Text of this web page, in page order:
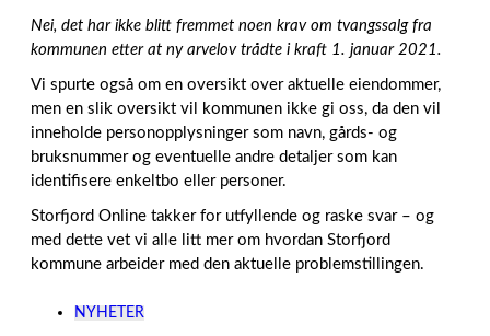
Nei, det har ikke blitt fremmet noen krav om tvangssalg fra
kommunen etter at ny arvelov trådte i kraft 1. januar 2021.
Vi spurte også om en oversikt over aktuelle eiendommer,
men en slik oversikt vil kommunen ikke gi oss, da den vil
inneholde personopplysninger som navn, gårds- og
bruksnummer og eventuelle andre detaljer som kan
identifisere enkeltbo eller personer.
Storfjord Online takker for utfyllende og raske svar – og
med dette vet vi alle litt mer om hvordan Storfjord
kommune arbeider med den aktuelle problemstillingen.
NYHETER